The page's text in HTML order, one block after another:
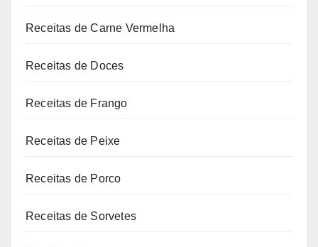
Receitas de Carne Vermelha
Receitas de Doces
Receitas de Frango
Receitas de Peixe
Receitas de Porco
Receitas de Sorvetes